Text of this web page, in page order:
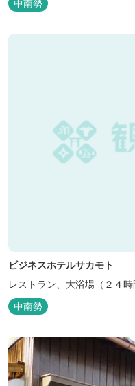
中南勢
ビジネスホテルサカモト
レストラン、大浴場（２４
中南勢